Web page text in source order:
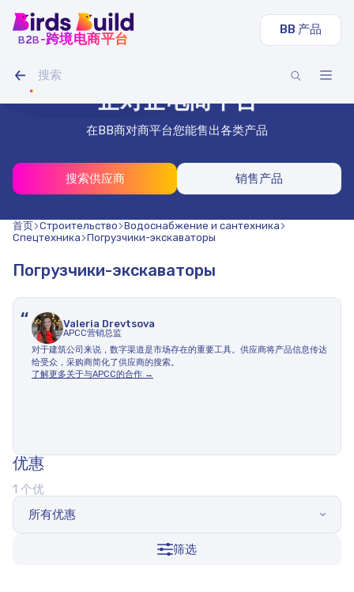
b2b-跨境电商平台
BB 产品
履带式挖掘机 沃尔沃 EC
元840000
谷物混合燕麦豌豆（20 吨）
元21000
干刨板40x140x3000（1000块）
元7700
型材管 40x40x2 mm 方形 3 m（500 件）
元28000
不锈钢丝 1.8 mm 50 m
柔性木瓦、莎莎酱企对企电商平台
在BB商对商平台您能售出各类产品
搜索供应商 销售产品
首页 Строительство Водоснабжение и сантехника
Спецтехника Погрузчики-экскаваторы
Погрузчики-экскаваторы
“ Valeria Drevtsova
APCC营销总监
对于建筑公司来说，数字渠道是市场存在的重要工具。供应商将产品信息传达
给受众，采购商简化了供应商的搜索。
了解更多关于与APCC的合作 →
优惠
所有优惠
筛选
1 个优